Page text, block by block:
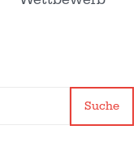
Suche